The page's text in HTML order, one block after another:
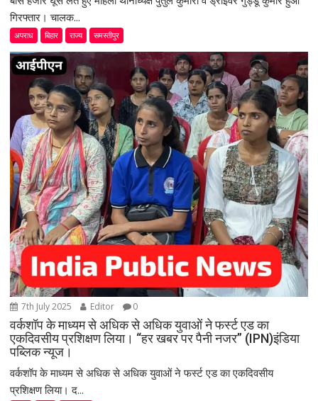
गिरफ्तार। चालक...
अपराध बिहार राज्य समस्तीपुर
7th July 2025 Editor 0
वर्कशॉप के माध्यम से अधिक से अधिक युवाओं ने फर्स्ट एड का
एकदिवसीय प्रशिक्षण लिया। “हर खबर पर पैनी नजर” (IPN)इंडिया
पब्लिक न्यूज।
वर्कशॉप के माध्यम से अधिक से अधिक युवाओं ने फर्स्ट एड का एकदिवसीय
प्रशिक्षण लिया। द...